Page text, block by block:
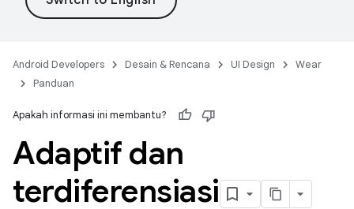
Android Developers Desain & Rencana UI Design
Wear
Panduan
Apakah informasi ini membantu?
Adaptif dan
terdiferensiasi